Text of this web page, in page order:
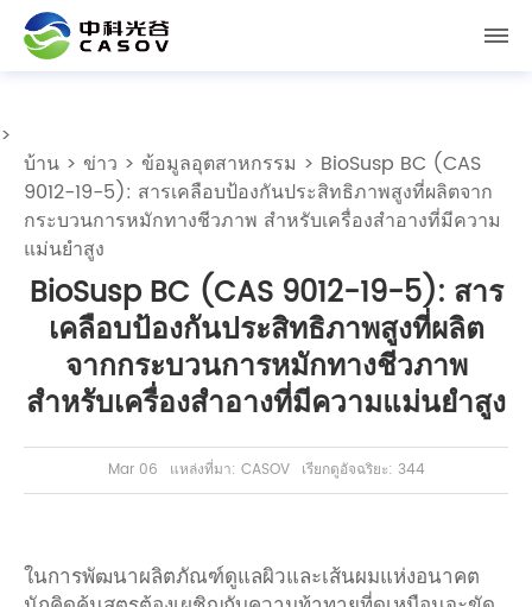
>
บ้าน > ข่าว > ข้อมูลอุตสาหกรรม > BioSusp BC (CAS
9012-19-5): สารเคลือบป้องกันประสิทธิภาพสูงที่ผลิตจาก
กระบวนการหมักทางชีวภาพ สำหรับเครื่องสำอางที่มีความ
แม่นยำสูง
BioSusp BC (CAS 9012-19-5): สาร
เคลือบป้องกันประสิทธิภาพสูงที่ผลิต
จากกระบวนการหมักทางชีวภาพ
สำหรับเครื่องสำอางที่มีความแม่นยำสูง
Mar 06 แหล่งที่มา: CASOV เรียกดูอัจฉริยะ: 344
ในการพัฒนาผลิตภัณฑ์ดูแลผิวและเส้นผมแห่งอนาคต